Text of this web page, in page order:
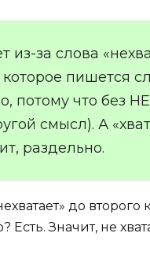
из-за слова
пишется
потому что без
смысл). А
раздельно.
до второго
Есть. Значит, не